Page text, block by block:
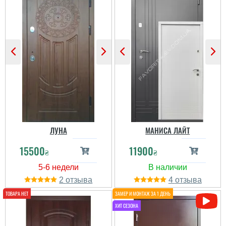
брав в будинок і заміна
була після орків. Дуже
дякую за оперативність.
...
день в 12 годин вже
були установщики в
мене на адресі. Просто
ЛУНА
15500₴
2
МАНИСА ЛАЙТ
11900₴
4